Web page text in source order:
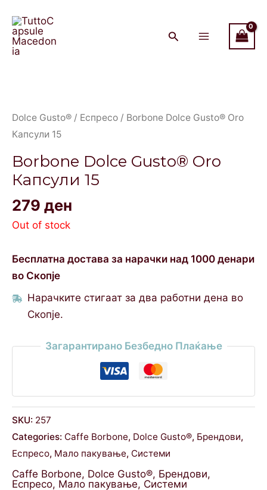
content
Menu
Dolce Gusto® / Еспресо / Borbone Dolce Gusto® Oro
Капсули 15
Borbone Dolce Gusto® Oro
Капсули 15
279 ден
Out of stock
Бесплатна достава за нарачки над 1000 денари
во Скопје
Нарачките стигаат за два работни дена во
Скопје.
Загарантирано Безбедно Плаќање
SKU: 257
Categories: Caffe Borbone, Dolce Gusto®, Брендови,
Еспресо, Мало пакување, Системи
Caffe Borbone, Dolce Gusto®, Брендови,
Еспресо, Мало пакување, Системи